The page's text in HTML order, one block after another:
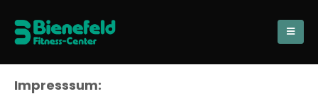
Impresssum: